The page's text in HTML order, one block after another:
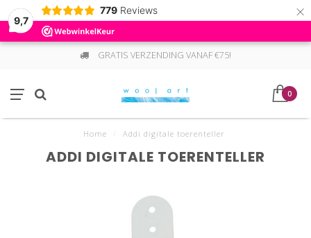
9,7
779 Reviews ×
GRATIS VERZENDING VANAF €75!
0
Home Addi digitale toerenteller
ADDI DIGITALE TOERENTELLER